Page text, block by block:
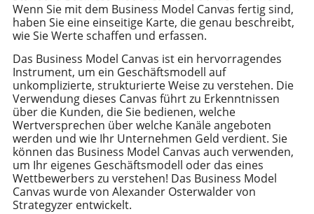
Wenn Sie mit dem Business Model Canvas fertig sind,
haben Sie eine einseitige Karte, die genau beschreibt,
wie Sie Werte schaffen und erfassen.
Das Business Model Canvas ist ein hervorragendes
Instrument, um ein Geschäftsmodell auf
unkomplizierte, strukturierte Weise zu verstehen. Die
Verwendung dieses Canvas führt zu Erkenntnissen
über die Kunden, die Sie bedienen, welche
Wertversprechen über welche Kanäle angeboten
werden und wie Ihr Unternehmen Geld verdient. Sie
können das Business Model Canvas auch verwenden,
um Ihr eigenes Geschäftsmodell oder das eines
Wettbewerbers zu verstehen! Das Business Model
Canvas wurde von Alexander Osterwalder von
Strategyzer entwickelt.